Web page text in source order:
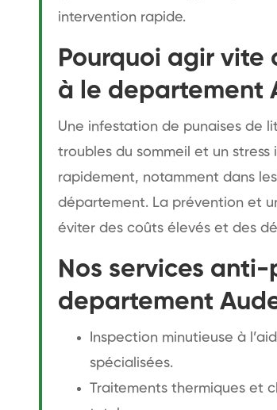
intervention rapide.
Pourquoi agir vite
à le departement
Une infestation de punaises de
troubles du sommeil et un
rapidement, notamment dans
département. La prévention et
éviter des coûts élevés et des
Nos services
departement
Inspection minutieuse à
spécialisées.
Traitements thermiques et